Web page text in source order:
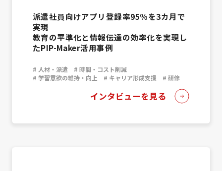
派遣社員向けアプリ登録率95％を3カ月で
実現
教育の平準化と情報伝達の効率化を実現し
たPIP-Maker活用事例
# 人材・派遣
# 時間・コスト削減
# 学習意欲の維持・向上
# キャリア形成支援 # 研修
インタビューを見る